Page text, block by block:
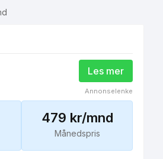
Les mer
Annonselenke
479 kr/mnd
Månedspris